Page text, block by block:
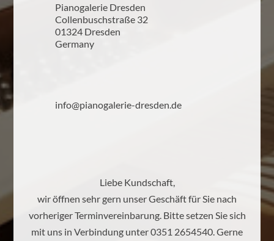
Pianogalerie Dresden
Collenbuschstraße 32
01324 Dresden
Germany
info@pianogalerie-dresden.de
Liebe Kundschaft,
wir öffnen sehr gern unser Geschäft für Sie nach
vorheriger Terminvereinbarung. Bitte setzen Sie sich
mit uns in Verbindung unter 0351 2654540. Gerne